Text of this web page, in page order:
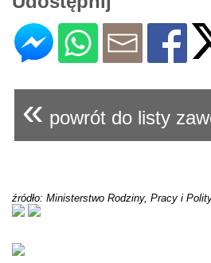
« powrót do listy
źródło: Ministerstwo Rodziny, Pracy i